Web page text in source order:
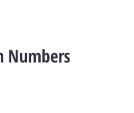
Numbers